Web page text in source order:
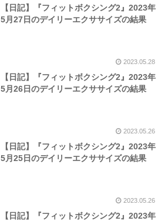
【日記】『フィットボクシング2』2023年
5月27日のデイリーエクササイズの結果
2023.05.28
【日記】『フィットボクシング2』2023年
5月26日のデイリーエクササイズの結果
2023.05.26
【日記】『フィットボクシング2』2023年
5月25日のデイリーエクササイズの結果
2023.05.26
【日記】『フィットボクシング2』2023年